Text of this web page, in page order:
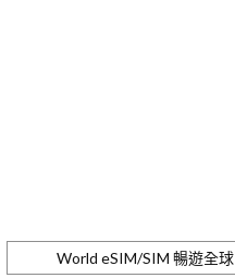
World eSIM/SIM 暢遊全球